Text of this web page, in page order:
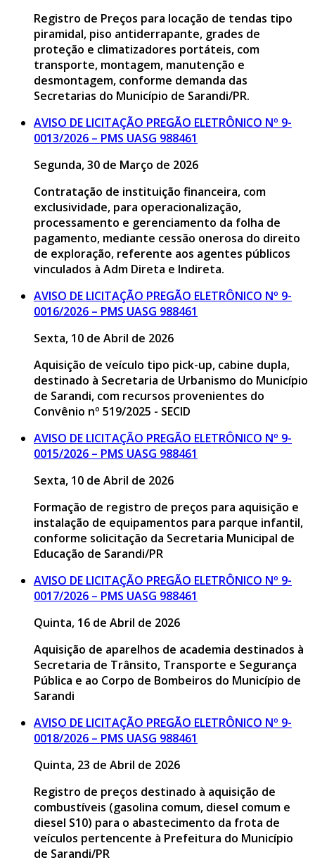
Registro de Preços para locação de tendas tipo
piramidal, piso antiderrapante, grades de
proteção e climatizadores portáteis, com
transporte, montagem, manutenção e
desmontagem, conforme demanda das
Secretarias do Município de Sarandi/PR.
AVISO DE LICITAÇÃO PREGÃO ELETRÔNICO Nº 9-
0013/2026 – PMS UASG 988461
Segunda, 30 de Março de 2026
Contratação de instituição financeira, com
exclusividade, para operacionalização,
processamento e gerenciamento da folha de
pagamento, mediante cessão onerosa do direito
de exploração, referente aos agentes públicos
vinculados à Adm Direta e Indireta.
AVISO DE LICITAÇÃO PREGÃO ELETRÔNICO Nº 9-
0016/2026 – PMS UASG 988461
Sexta, 10 de Abril de 2026
Aquisição de veículo tipo pick-up, cabine dupla,
destinado à Secretaria de Urbanismo do Município
de Sarandi, com recursos provenientes do
Convênio nº 519/2025 - SECID
AVISO DE LICITAÇÃO PREGÃO ELETRÔNICO Nº 9-
0015/2026 – PMS UASG 988461
Sexta, 10 de Abril de 2026
Formação de registro de preços para aquisição e
instalação de equipamentos para parque infantil,
conforme solicitação da Secretaria Municipal de
Educação de Sarandi/PR
AVISO DE LICITAÇÃO PREGÃO ELETRÔNICO Nº 9-
0017/2026 – PMS UASG 988461
Quinta, 16 de Abril de 2026
Aquisição de aparelhos de academia destinados à
Secretaria de Trânsito, Transporte e Segurança
Pública e ao Corpo de Bombeiros do Município de
Sarandi
AVISO DE LICITAÇÃO PREGÃO ELETRÔNICO Nº 9-
0018/2026 – PMS UASG 988461
Quinta, 23 de Abril de 2026
Registro de preços destinado à aquisição de
combustíveis (gasolina comum, diesel comum e
diesel S10) para o abastecimento da frota de
veículos pertencente à Prefeitura do Município
de Sarandi/PR